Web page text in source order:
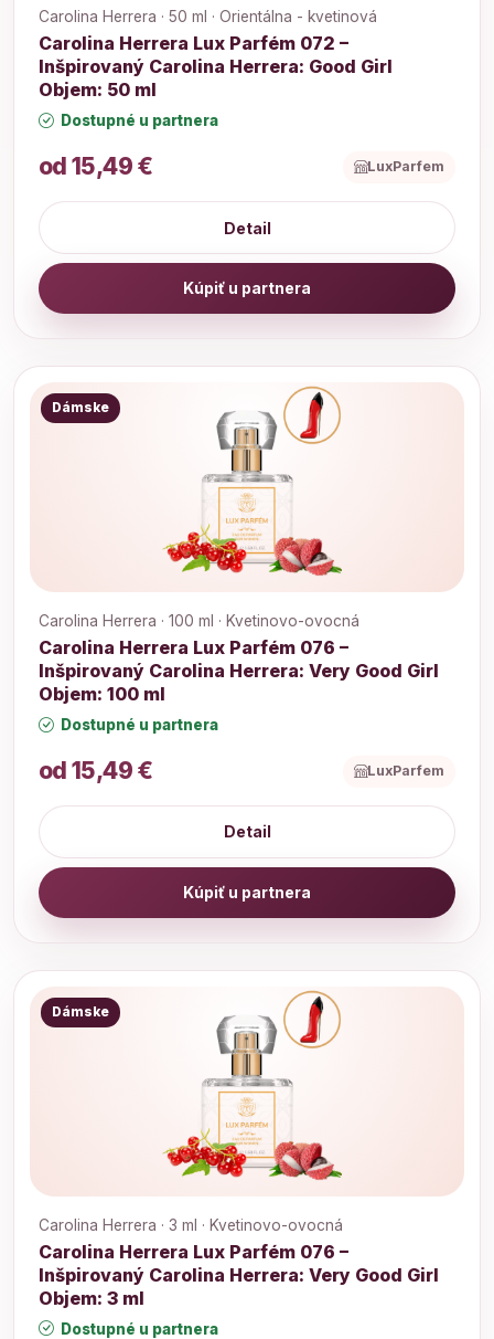
Carolina Herrera · 50 ml · Orientálna - kvetinová
Carolina Herrera Lux Parfém 072 –
Inšpirovaný Carolina Herrera: Good Girl
Objem: 50 ml
Dostupné u partnera
od 15,49 € LuxParfem
Detail
Kúpiť u partnera
Dámske
Carolina Herrera · 100 ml · Kvetinovo-ovocná
Carolina Herrera Lux Parfém 076 –
Inšpirovaný Carolina Herrera: Very Good Girl
Objem: 100 ml
Dostupné u partnera
od 15,49 € LuxParfem
Detail
Kúpiť u partnera
Dámske
Carolina Herrera · 3 ml · Kvetinovo-ovocná
Carolina Herrera Lux Parfém 076 –
Inšpirovaný Carolina Herrera: Very Good Girl
Objem: 3 ml
Dostupné u partnera